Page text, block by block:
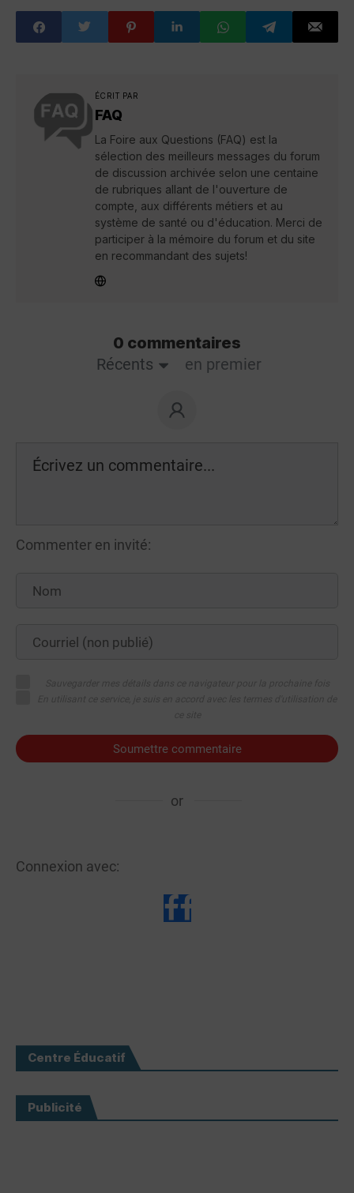
ÉCRIT PAR
FAQ
La Foire aux Questions (FAQ) est la
sélection des meilleurs messages du forum
de discussion archivée selon une centaine
de rubriques allant de l'ouverture de
compte, aux différents métiers et au
système de santé ou d'éducation. Merci de
participer à la mémoire du forum et du site
en recommandant des sujets!
0 commentaires
Récents
en premier
Commenter en invité:
Soumettre commentaire
or
Connexion avec:
Centre Éducatif
Publicité